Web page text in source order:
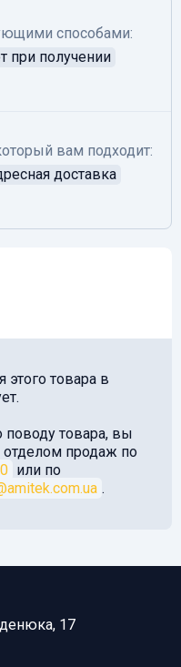
способами:
при получении
вам подходит:
доставка
товара в
поводу товара, вы
продаж по
или по
.
17